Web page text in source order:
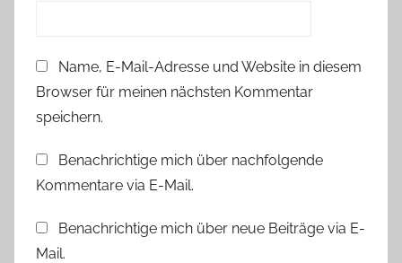
Name, E-Mail-Adresse und Website in diesem
Browser für meinen nächsten Kommentar
speichern.
Benachrichtige mich über nachfolgende
Kommentare via E-Mail.
Benachrichtige mich über neue Beiträge via E-
Mail.